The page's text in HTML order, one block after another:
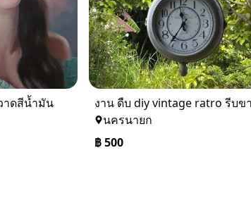
าดสีน้ำมัน
นครนายก
฿500